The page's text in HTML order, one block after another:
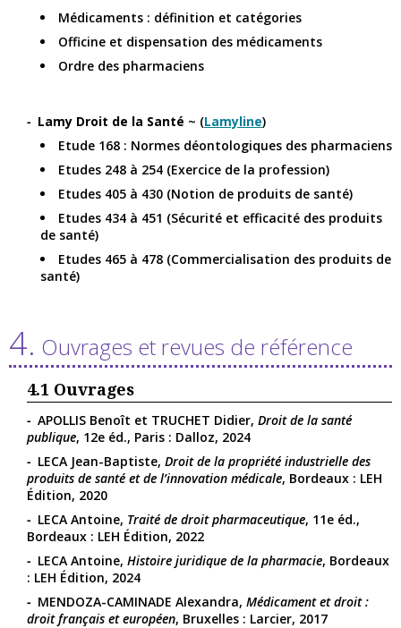
Médicaments : définition et catégories
Officine et dispensation des médicaments
Ordre des pharmaciens
Lamy Droit de la Santé ~ (Lamyline)
Etude 168 : Normes déontologiques des pharmaciens
Etudes 248 à 254 (Exercice de la profession)
Etudes 405 à 430 (Notion de produits de santé)
Etudes 434 à 451 (Sécurité et efficacité des produits
de santé)
Etudes 465 à 478 (Commercialisation des produits de
santé)
4. Ouvrages et revues de référence
4.1 Ouvrages
APOLLIS Benoît et TRUCHET Didier, Droit de la santé
publique, 12e éd., Paris : Dalloz, 2024
LECA Jean-Baptiste, Droit de la propriété industrielle des
produits de santé et de l’innovation médicale, Bordeaux : LEH
Édition, 2020
LECA Antoine, Traité de droit pharmaceutique, 11e éd.,
Bordeaux : LEH Édition, 2022
LECA Antoine, Histoire juridique de la pharmacie, Bordeaux
: LEH Édition, 2024
MENDOZA-CAMINADE Alexandra, Médicament et droit :
droit français et européen, Bruxelles : Larcier, 2017